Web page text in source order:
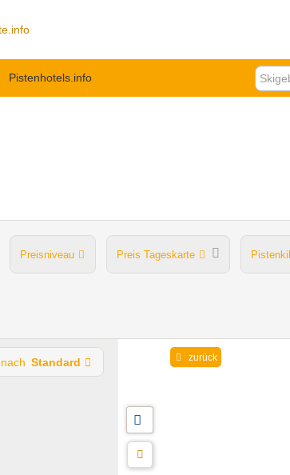
Pistenhotels.info
Preisniveau Preis Tageskarte
Standard zurück